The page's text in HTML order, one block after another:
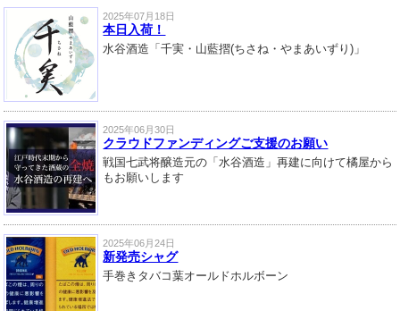
2025年07月18日
本日入荷！
水谷酒造「千実・山藍摺(ちさね・やまあいずり)」
2025年06月30日
クラウドファンディングご支援のお願い
戦国七武将醸造元の「水谷酒造」再建に向けて橘屋から
もお願いします
2025年06月24日
新発売シャグ
手巻きタバコ葉オールドホルボーン